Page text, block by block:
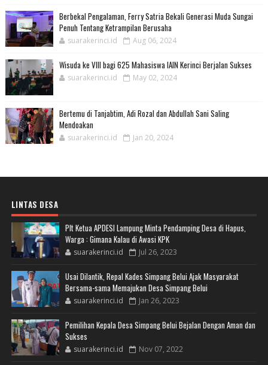
Berbekal Pengalaman, Ferry Satria Bekali Generasi Muda Sungai
Penuh Tentang Ketrampilan Berusaha
suarakerinci.id Aug 06, 2024
Wisuda ke VIII bagi 625 Mahasiswa IAIN Kerinci Berjalan Sukses
suarakerinci.id May 02, 2024
Bertemu di Tanjabtim, Adi Rozal dan Abdullah Sani Saling
Mendoakan
suarakerinci.id Jan 20, 2024
LINTAS DESA
Plt Ketua APDESI Lampung Minta Pendamping Desa di Hapus,
Warga : Gimana Kalau di Awasi KPK
suarakerinci.id Jul 26, 2023
Usai Dilantik, Repal Kades Simpang Belui Ajak Masyarakat
Bersama-sama Memajukan Desa Simpang Belui
suarakerinci.id Jan 26, 2023
Pemilihan Kepala Desa Simpang Belui Bejalan Dengan Aman dan
Sukses
suarakerinci.id Nov 07, 2022